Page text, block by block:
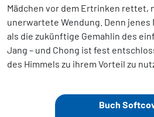
Mädchen vor dem Ertrinken rettet,
unerwartete Wendung. Denn jenes
als die zukünftige Gemahlin des
Jang – und Chong ist fest
des Himmels zu ihrem Vorteil zu
Buch